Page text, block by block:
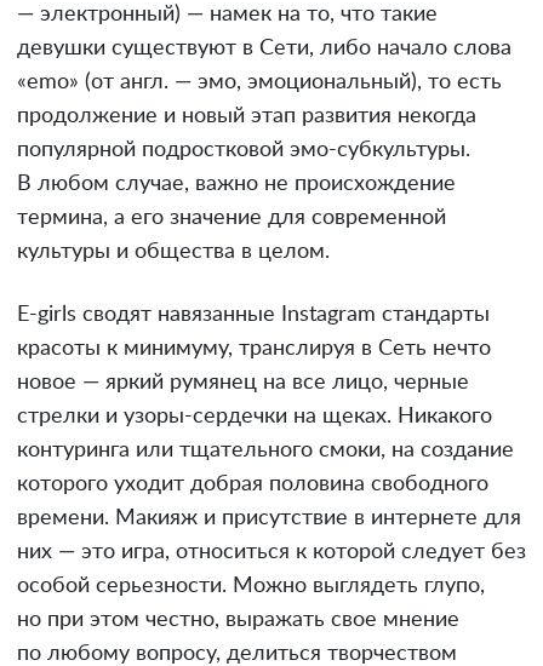
— электронный) — намек на то, что такие
девушки существуют в Сети, либо начало слова
«emo» (от англ. — эмо, эмоциональный), то есть
продолжение и новый этап развития некогда
популярной подростковой эмо-субкультуры.
В любом случае, важно не происхождение
термина, а его значение для современной
культуры и общества в целом.
E-girls сводят навязанные Instagram стандарты
красоты к минимуму, транслируя в Сеть нечто
новое — яркий румянец на все лицо, черные
стрелки и узоры-сердечки на щеках. Никакого
контуринга или тщательного смоки, на создание
которого уходит добрая половина свободного
времени. Макияж и присутствие в интернете для
них — это игра, относиться к которой следует без
особой серьезности. Можно выглядеть глупо,
но при этом честно, выражать свое мнение
по любому вопросу, делиться творчеством